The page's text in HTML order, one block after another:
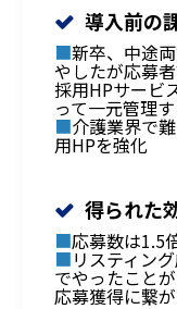
導入前の
■新卒、中途
やしたが応募
採用HPサービ
って一元管理
■介護業界で
用HPを強化
得られた
■応募数は1.5
■リスティン
でやったこと
応募獲得に繋